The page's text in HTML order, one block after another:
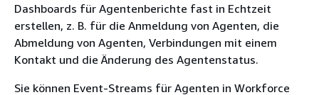
Dashboards für Agentenberichte fast in Echtzeit
erstellen, z. B. für die Anmeldung von Agenten, die
Abmeldung von Agenten, Verbindungen mit einem
Kontakt und die Änderung des Agentenstatus.
Sie können Event-Streams für Agenten in Workforce